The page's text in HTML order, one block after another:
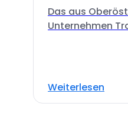
Das aus
Unternehmen
Weiterlesen